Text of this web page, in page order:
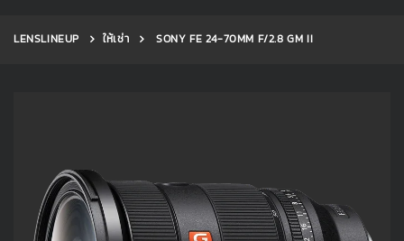
LENSLINEUP ให้เช่า SONY FE 24-70MM F/2.8 GM II